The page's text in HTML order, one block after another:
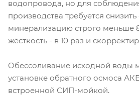
водопровода, но для
производства требуется
минерализацию строго меньше
жёсткость - в 10 раз и
Обессоливание исходной воды
установке обратного осмоса
встроенной СИП-мойкой.